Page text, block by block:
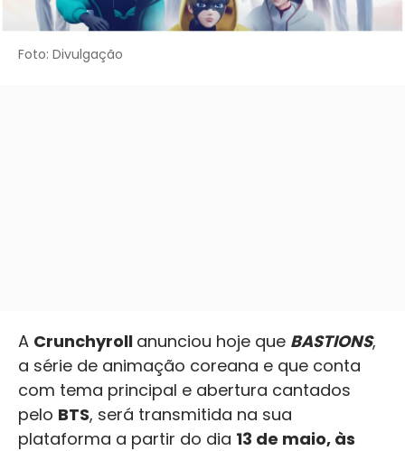
Foto: Divulgação
A Crunchyroll anunciou hoje que BASTIONS,
a série de animação coreana e que conta
com tema principal e abertura cantados
pelo BTS, será transmitida na sua
plataforma a partir do dia 13 de maio, às